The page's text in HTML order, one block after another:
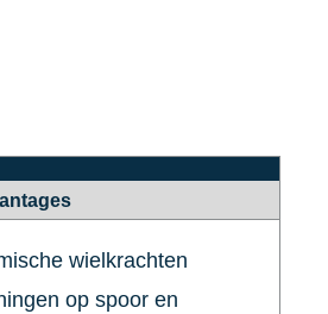
wielkrachten
op spoor en